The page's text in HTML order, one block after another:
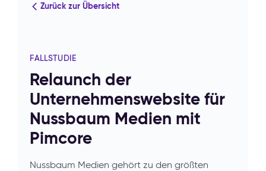
Zurück zur Übersicht
FALLSTUDIE
Relaunch der
Unternehmenswebsite für
Nussbaum Medien mit
Pimcore
Nussbaum Medien gehört zu den größten